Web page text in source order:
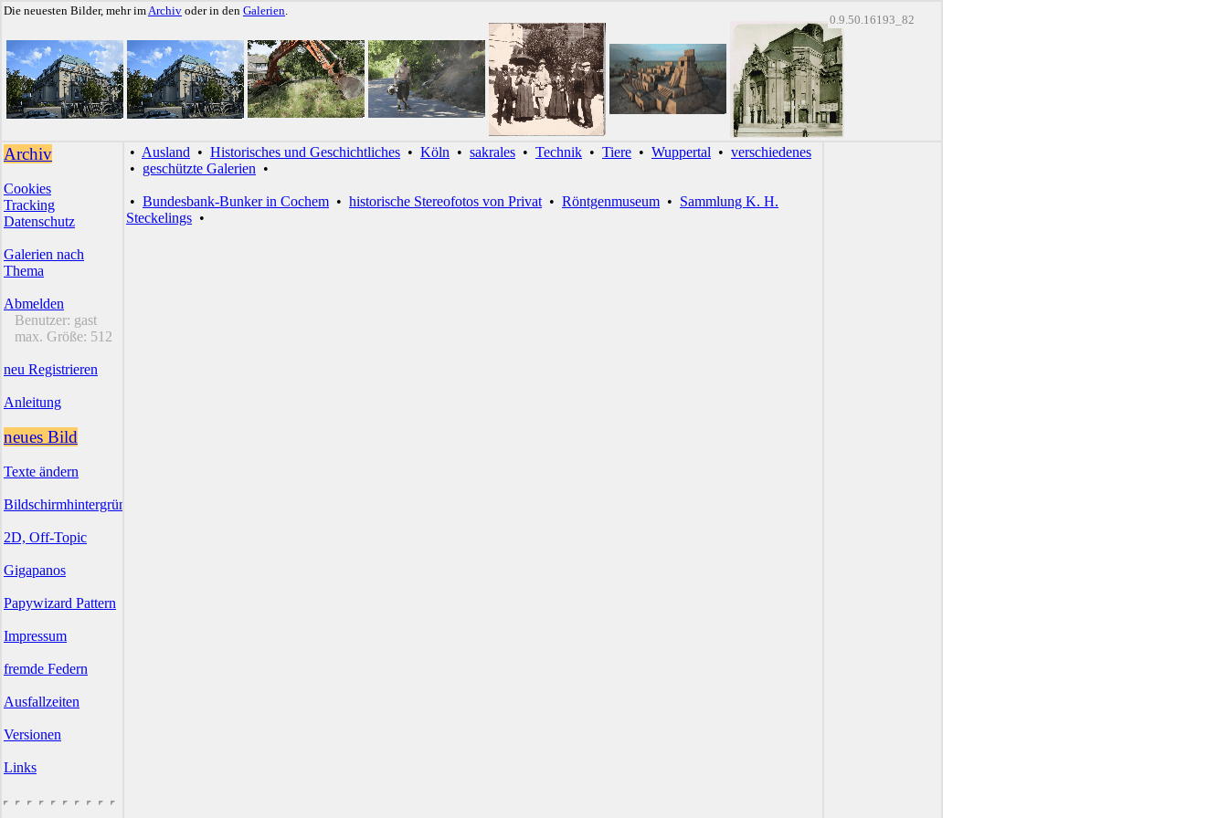
Die neuesten Bilder, mehr imArchiv oder in den Galerien.
0.9.50.16193_82
Archiv
Cookies
Tracking
Datenschutz
Galerien nach
Thema
Abmelden
Benutzer: gast
max. Größe: 512
neu Registrieren
Anleitung
neues Bild
Texte ändern
Bildschirmhintergründe
2D, Off-Topic
Gigapanos
Papywizard Pattern
Impressum
fremde Federn
Ausfallzeiten
Versionen
Links
• Ausland • Historisches und Geschichtliches • Köln • sakrales • Technik • Tiere • Wuppertal • verschiedenes
• geschützte Galerien •
• Bundesbank-Bunker in Cochem • historische Stereofotos von Privat • Röntgenmuseum • Sammlung K. H.
Steckelings •